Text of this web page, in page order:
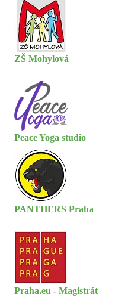
ZŠ Mohylová
Peace Yoga studio
PANTHERS Praha
Praha.eu - Magistrát